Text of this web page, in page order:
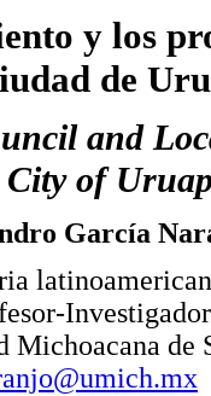
y los
de
and
City of
García
Michoacana